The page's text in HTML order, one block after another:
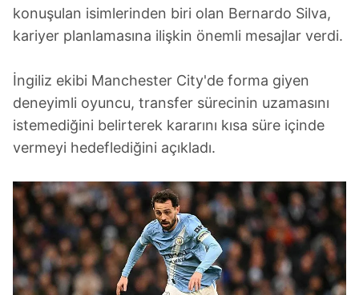
konuşulan isimlerinden biri olan Bernardo Silva,
kariyer planlamasına ilişkin önemli mesajlar verdi.
İngiliz ekibi Manchester City'de forma giyen
deneyimli oyuncu, transfer sürecinin uzamasını
istemediğini belirterek kararını kısa süre içinde
vermeyi hedeflediğini açıkladı.